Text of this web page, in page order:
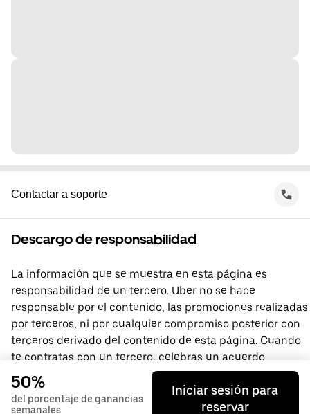
Contactar a soporte
Descargo de responsabilidad
La información que se muestra en esta página es
responsabilidad de un tercero. Uber no se hace
responsable por el contenido, las promociones realizadas
por terceros, ni por cualquier compromiso posterior con
terceros derivado del contenido de esta página. Cuando
te contratas con un tercero, celebras un acuerdo
directamente con él, del que Uber no forma parte. Si
tienes preguntas, comunícate directamente con el
tercero.
50%
del porcentaje de ganancias
semanales
Iniciar sesión para
reservar